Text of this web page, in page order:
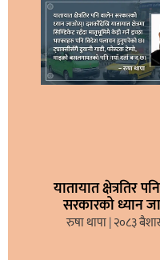
यातायात क्षेत्रतिर
सरकारको ध्यान
रुषा थापा २०८३